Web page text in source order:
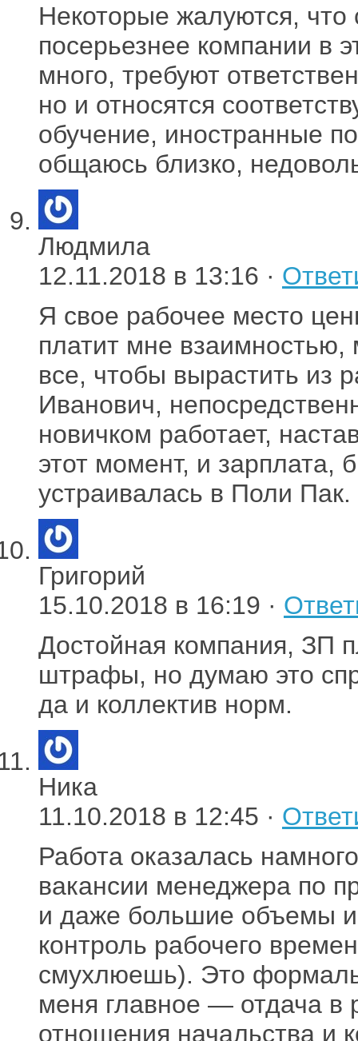
Некоторые жалуются, что
посерьезнее компании в
много, требуют
но и относятся
обучение, иностранные
общаюсь близко,
Людмила
12.11.2018 в 13:16 ·
Я свое рабочее место
платит мне
все, чтобы вырастить из
Иванович,
новичком работает,
этот момент, и
устраивалась в Поли Пак.
Григорий
15.10.2018 в 16:19 ·
Достойная компания, ЗП
штрафы, но думаю это
да и коллектив норм.
Ника
11.10.2018 в 12:45 ·
Работа оказалась
вакансии менеджера по
и даже большие объемы
контроль рабочего
смухлюешь). Это
меня главное — отдача в
отношения начальства и